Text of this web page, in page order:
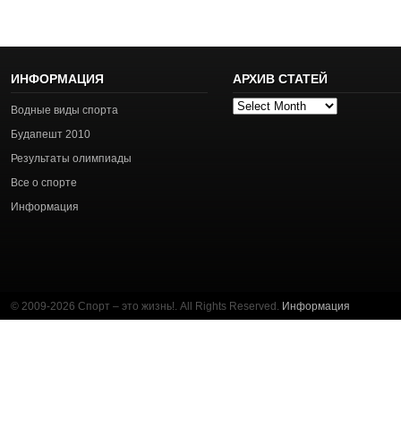
ИНФОРМАЦИЯ
Водные виды спорта
Будапешт 2010
Результаты олимпиады
Все о спорте
Информация
АРХИВ СТАТЕЙ
Архив
© 2009-2026 Спорт – это жизнь!. All Rights Reserved. Информация